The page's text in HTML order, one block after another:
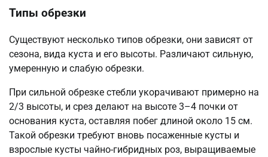
Типы обрезки
Существуют несколько типов обрезки, они зависят от
сезона, вида куста и его высоты. Различают сильную,
умеренную и слабую обрезки.
При сильной обрезке стебли укорачивают примерно на
2/3 высоты, и срез делают на высоте 3–4 почки от
основания куста, оставляя побег длиной около 15 см.
Такой обрезки требуют вновь посаженные кусты и
взрослые кусты чайно-гибридных роз, выращиваемые